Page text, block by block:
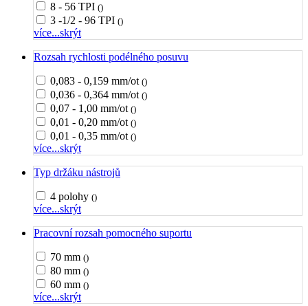
8 - 56 TPI ()
3 -1/2 - 96 TPI ()
více...skrýt
Rozsah rychlosti podélného posuvu
0,083 - 0,159 mm/ot ()
0,036 - 0,364 mm/ot ()
0,07 - 1,00 mm/ot ()
0,01 - 0,20 mm/ot ()
0,01 - 0,35 mm/ot ()
více...skrýt
Typ držáku nástrojů
4 polohy ()
více...skrýt
Pracovní rozsah pomocného suportu
70 mm ()
80 mm ()
60 mm ()
více...skrýt